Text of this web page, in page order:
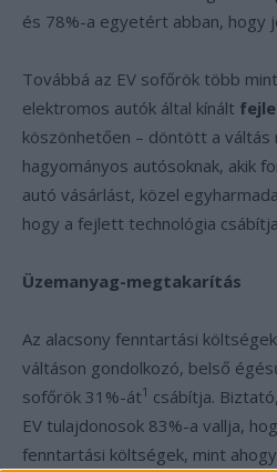
és 78%-a egyetért abban, hogy
Továbbá az EV sofőrök több
elektromos autók által kínált
köszönhetően – döntött a váltás
hagyományos autósoknak, akik
autó vásárlást, közel
hogy a fejlett technológia
Üzemanyag-megtakarítás
Az alacsony fenntartási
váltáson gondolkozó, belső
sofőrök 31%-át1 csábítja.
EV tulajdonosok 83%-a vallja,
fenntartási költségek, mint